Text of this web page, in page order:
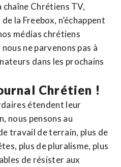
chaîne Chrétiens TV,
la Freebox, n’échappent
médias chrétiens
ne parvenons pas à
dans les prochains
Chrétien !
étendent leur
nous pensons au
travail de terrain, plus de
plus de pluralisme, plus
de résister aux